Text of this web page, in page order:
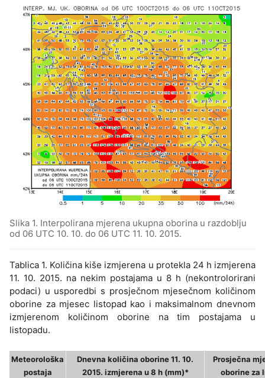
Slika 1. Interpolirana mjerena ukupna oborina u razdoblju
od 06 UTC 10. 10. do 06 UTC 11. 10. 2015.
Tablica 1. Količina kiše izmjerena u protekla 24 h izmjerena
11. 10. 2015. na nekim postajama u 8 h (nekontrolorirani
podaci) u usporedbi s prosječnom mjesečnom količinom
oborine za mjesec listopad kao i maksimalnom dnevnom
izmjerenom količinom oborine na tim postajama u
listopadu.
Meteorološka
postaja
Dnevna količina oborine 11. 10.
2015. izmjerena u 8 h (mm)*
Prosječna
oborine za